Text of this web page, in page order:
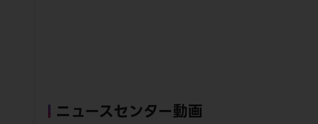
ニュースセンター動画